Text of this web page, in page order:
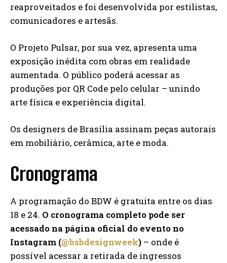
reaproveitados e foi desenvolvida por estilistas,
comunicadores e artesãs.
O Projeto Pulsar, por sua vez, apresenta uma
exposição inédita com obras em realidade
aumentada. O público poderá acessar as
produções por QR Code pelo celular – unindo
arte física e experiência digital.
Os designers de Brasília assinam peças autorais
em mobiliário, cerâmica, arte e moda.
Cronograma
A programação do BDW é gratuita entre os dias
18 e 24. O cronograma completo pode ser
acessado na página oficial do evento no
Instagram (@bsbdesignweek) – onde é
possível acessar a retirada de ingressos